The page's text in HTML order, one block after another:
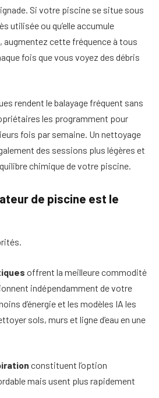
Si votre piscine se situe sous
utilisée ou qu’elle accumule
augmentez cette fréquence à tous
fois que vous voyez des débris
rendent le balayage fréquent sans
les programment pour
fois par semaine. Un nettoyage
des sessions plus légères et
chimique de votre piscine.
de piscine est le
offrent la meilleure commodité
indépendamment de votre
d’énergie et les modèles IA les
sols, murs et ligne d’eau en une
constituent l’option
mais usent plus rapidement